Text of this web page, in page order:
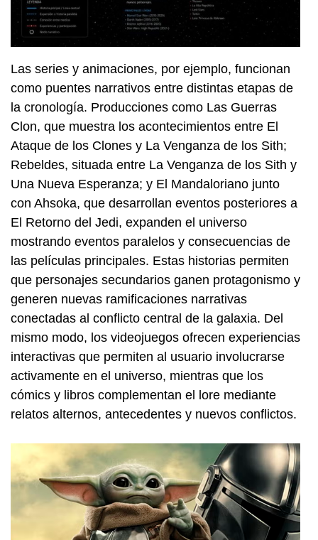
Las series y animaciones, por ejemplo, funcionan
como puentes narrativos entre distintas etapas de
la cronología. Producciones como Las Guerras
Clon, que muestra los acontecimientos entre El
Ataque de los Clones y La Venganza de los Sith;
Rebeldes, situada entre La Venganza de los Sith y
Una Nueva Esperanza; y El Mandaloriano junto
con Ahsoka, que desarrollan eventos posteriores a
El Retorno del Jedi, expanden el universo
mostrando eventos paralelos y consecuencias de
las películas principales. Estas historias permiten
que personajes secundarios ganen protagonismo y
generen nuevas ramificaciones narrativas
conectadas al conflicto central de la galaxia. Del
mismo modo, los videojuegos ofrecen experiencias
interactivas que permiten al usuario involucrarse
activamente en el universo, mientras que los
cómics y libros complementan el lore mediante
relatos alternos, antecedentes y nuevos conflictos.